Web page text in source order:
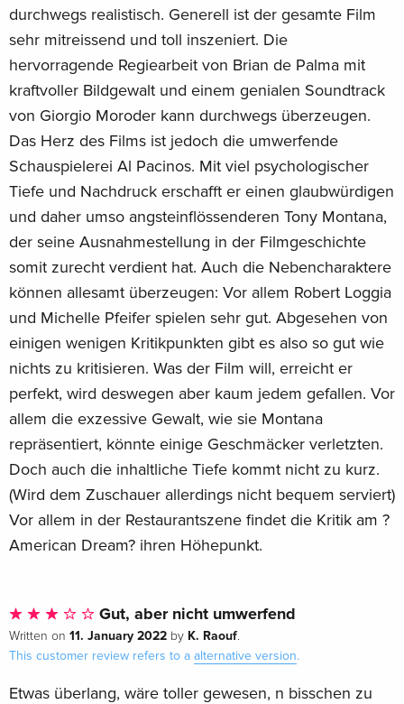
durchwegs realistisch. Generell ist der gesamte Film
sehr mitreissend und toll inszeniert. Die
hervorragende Regiearbeit von Brian de Palma mit
kraftvoller Bildgewalt und einem genialen Soundtrack
von Giorgio Moroder kann durchwegs überzeugen.
Das Herz des Films ist jedoch die umwerfende
Schauspielerei Al Pacinos. Mit viel psychologischer
Tiefe und Nachdruck erschafft er einen glaubwürdigen
und daher umso angsteinflössenderen Tony Montana,
der seine Ausnahmestellung in der Filmgeschichte
somit zurecht verdient hat. Auch die Nebencharaktere
können allesamt überzeugen: Vor allem Robert Loggia
und Michelle Pfeifer spielen sehr gut. Abgesehen von
einigen wenigen Kritikpunkten gibt es also so gut wie
nichts zu kritisieren. Was der Film will, erreicht er
perfekt, wird deswegen aber kaum jedem gefallen. Vor
allem die exzessive Gewalt, wie sie Montana
repräsentiert, könnte einige Geschmäcker verletzten.
Doch auch die inhaltliche Tiefe kommt nicht zu kurz.
(Wird dem Zuschauer allerdings nicht bequem serviert)
Vor allem in der Restaurantszene findet die Kritik am ?
American Dream? ihren Höhepunkt.
Gut, aber nicht umwerfend
Written on 11. January 2022 by K. Raouf.
This customer review refers to a alternative version.
Etwas überlang, wäre toller gewesen, n bisschen zu